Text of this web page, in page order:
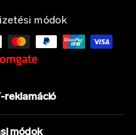
módok
reklamáció
módok